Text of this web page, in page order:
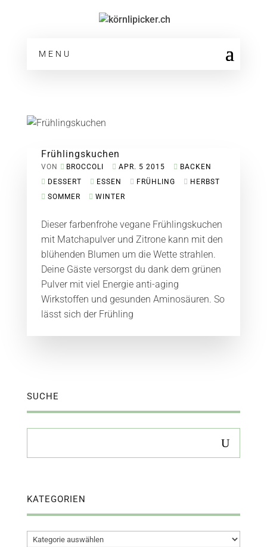
MENU
Frühlingskuchen
VON BROCCOLI APR. 5 2015
BACKEN
DESSERT
ESSEN FRÜHLING
HERBST
SOMMER
WINTER
Dieser farbenfrohe vegane Frühlingskuchen
mit Matchapulver und Zitrone kann mit den
blühenden Blumen um die Wette strahlen.
Deine Gäste versorgst du dank dem grünen
Pulver mit viel Energie anti-aging
Wirkstoffen und gesunden Aminosäuren. So
lässt sich der Frühling
SUCHE
KATEGORIEN
Kategorien